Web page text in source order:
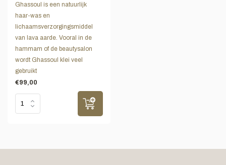
Ghassoul is een natuurlijk
haar-was en
lichaamsverzorgingsmiddel
van lava aarde. Vooral in de
hammam of de beautysalon
wordt Ghassoul klei veel
gebruikt
€99,00